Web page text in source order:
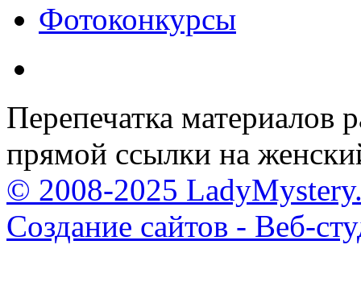
Фотоконкурсы
Перепечатка материалов
прямой ссылки на
© 2008-2025
Создание сайтов - Веб-